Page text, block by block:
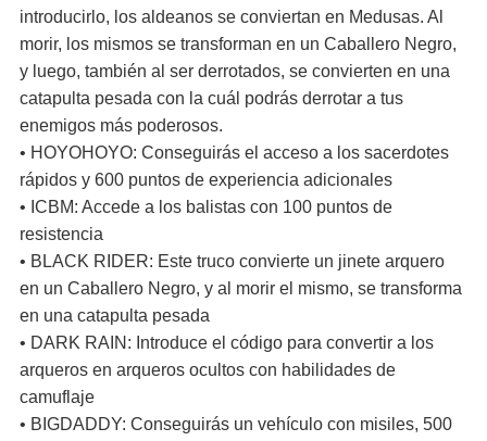
introducirlo, los aldeanos se conviertan en Medusas. Al
morir, los mismos se transforman en un Caballero Negro,
y luego, también al ser derrotados, se convierten en una
catapulta pesada con la cuál podrás derrotar a tus
enemigos más poderosos.
• HOYOHOYO: Conseguirás el acceso a los sacerdotes
rápidos y 600 puntos de experiencia adicionales
• ICBM: Accede a los balistas con 100 puntos de
resistencia
• BLACK RIDER: Este truco convierte un jinete arquero
en un Caballero Negro, y al morir el mismo, se transforma
en una catapulta pesada
• DARK RAIN: Introduce el código para convertir a los
arqueros en arqueros ocultos con habilidades de
camuflaje
• BIGDADDY: Conseguirás un vehículo con misiles, 500